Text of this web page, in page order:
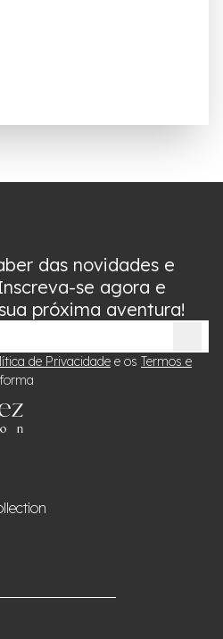
das novidades e
se agora e
próxima aventura!
de Privacidade e os Termos e